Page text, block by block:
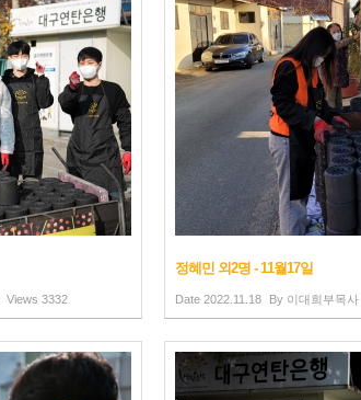
Views 3332
정혜민 외2명 - 11월17일
Date 2022.11.18 By 이대희부목사